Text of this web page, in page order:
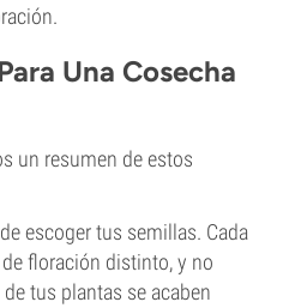
Una Cosecha
un resumen de estos
escoger tus semillas. Cada
floración distinto, y no
tus plantas se acaben